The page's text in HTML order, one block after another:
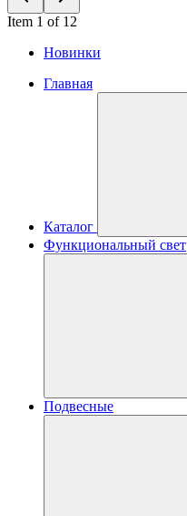
Item 1 of 12
Новинки
Главная
Каталог
Функциональный свет
Подвесные